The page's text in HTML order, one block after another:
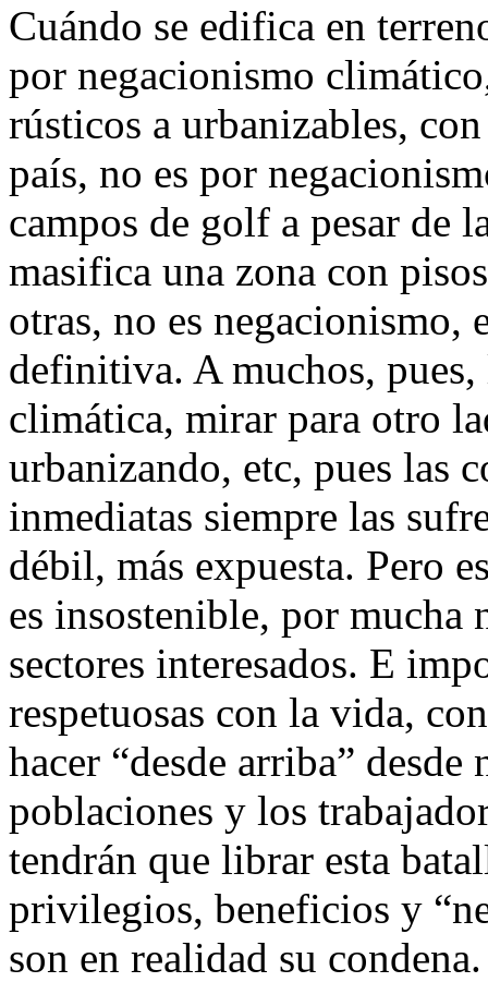
Cuándo se edifica en
por negacionismo
rústicos a urbanizables,
país, no es por
campos de golf a pesar de
masifica una zona con
otras, no es negacionismo,
definitiva. A muchos, pues,
climática, mirar para otro
urbanizando, etc, pues las
inmediatas siempre las
débil, más expuesta. Pero
es insostenible, por mucha
sectores interesados. E
respetuosas con la vida,
hacer “desde arriba”
poblaciones y los
tendrán que librar esta
privilegios, beneficios y
son en realidad su condena.